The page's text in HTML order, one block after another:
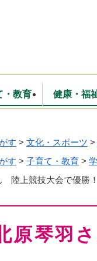
災・行政無線
ごみ・環境・衛生
・教育
育
健康・福
祉
林業
化
城町について
選挙
す > 文化・スポーツ >
す > 子育て・教育 >
上競技大会で優勝！
原琴羽